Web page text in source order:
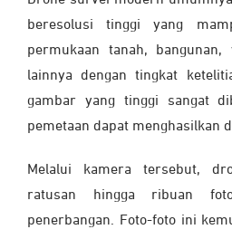
beresolusi tinggi yang
permukaan tanah, bangunan,
lainnya dengan tingkat
gambar yang tinggi sangat
pemetaan dapat menghasilkan
Melalui kamera tersebut,
ratusan hingga ribuan
penerbangan. Foto-foto ini